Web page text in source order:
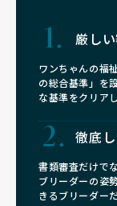
厳し
ワンちゃんの福
の総合基準」を
な基準をクリア
徹底
書類審査だけで
ブリーダーの姿
きるブリーダー